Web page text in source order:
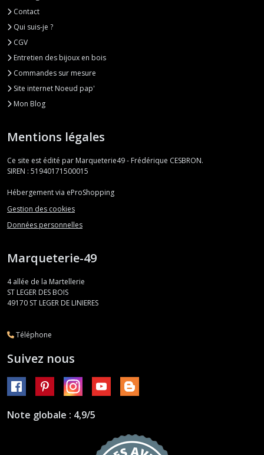
Contact
Qui suis-je ?
CGV
Entretien des bijoux en bois
Commandes sur mesure
Site internet Noeud pap'
Mon Blog
Mentions légales
Ce site est édité par Marqueterie49 - Frédérique CESBRON.
SIREN : 51940171500015
Hébergement via eProShopping
Gestion des cookies
Données personnelles
Marqueterie-49
4 allée de la Martellerie
ST LEGER DES BOIS
49170 ST LEGER DE LINIERES
Téléphone
Suivez nous
Note globale : 4,9/5